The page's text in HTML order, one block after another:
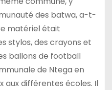
des batwa, a-t-
matériel était
stylos, des crayons et
ballons de football
de Ntega en
aux différentes écoles. Il